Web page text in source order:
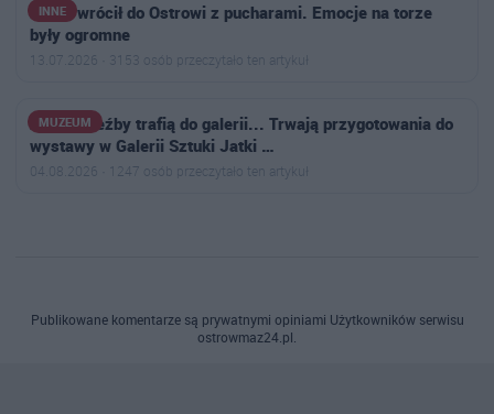
INNE
Nikoś wrócił do Ostrowi z pucharami. Emocje na torze
były ogromne
13.07.2026 · 3153 osób przeczytało ten artykuł
MUZEUM
Zanim rzeźby trafią do galerii... Trwają przygotowania do
wystawy w Galerii Sztuki Jatki …
04.08.2026 · 1247 osób przeczytało ten artykuł
Publikowane komentarze są prywatnymi opiniami Użytkowników serwisu
ostrowmaz24.pl.